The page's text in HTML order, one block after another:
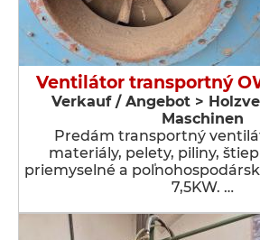
Ventilátor transportný
Verkauf / Angebot >
Maschinen
Predám transportný
materiály, pelety, piliny,
priemyselné a
7,5KW. …